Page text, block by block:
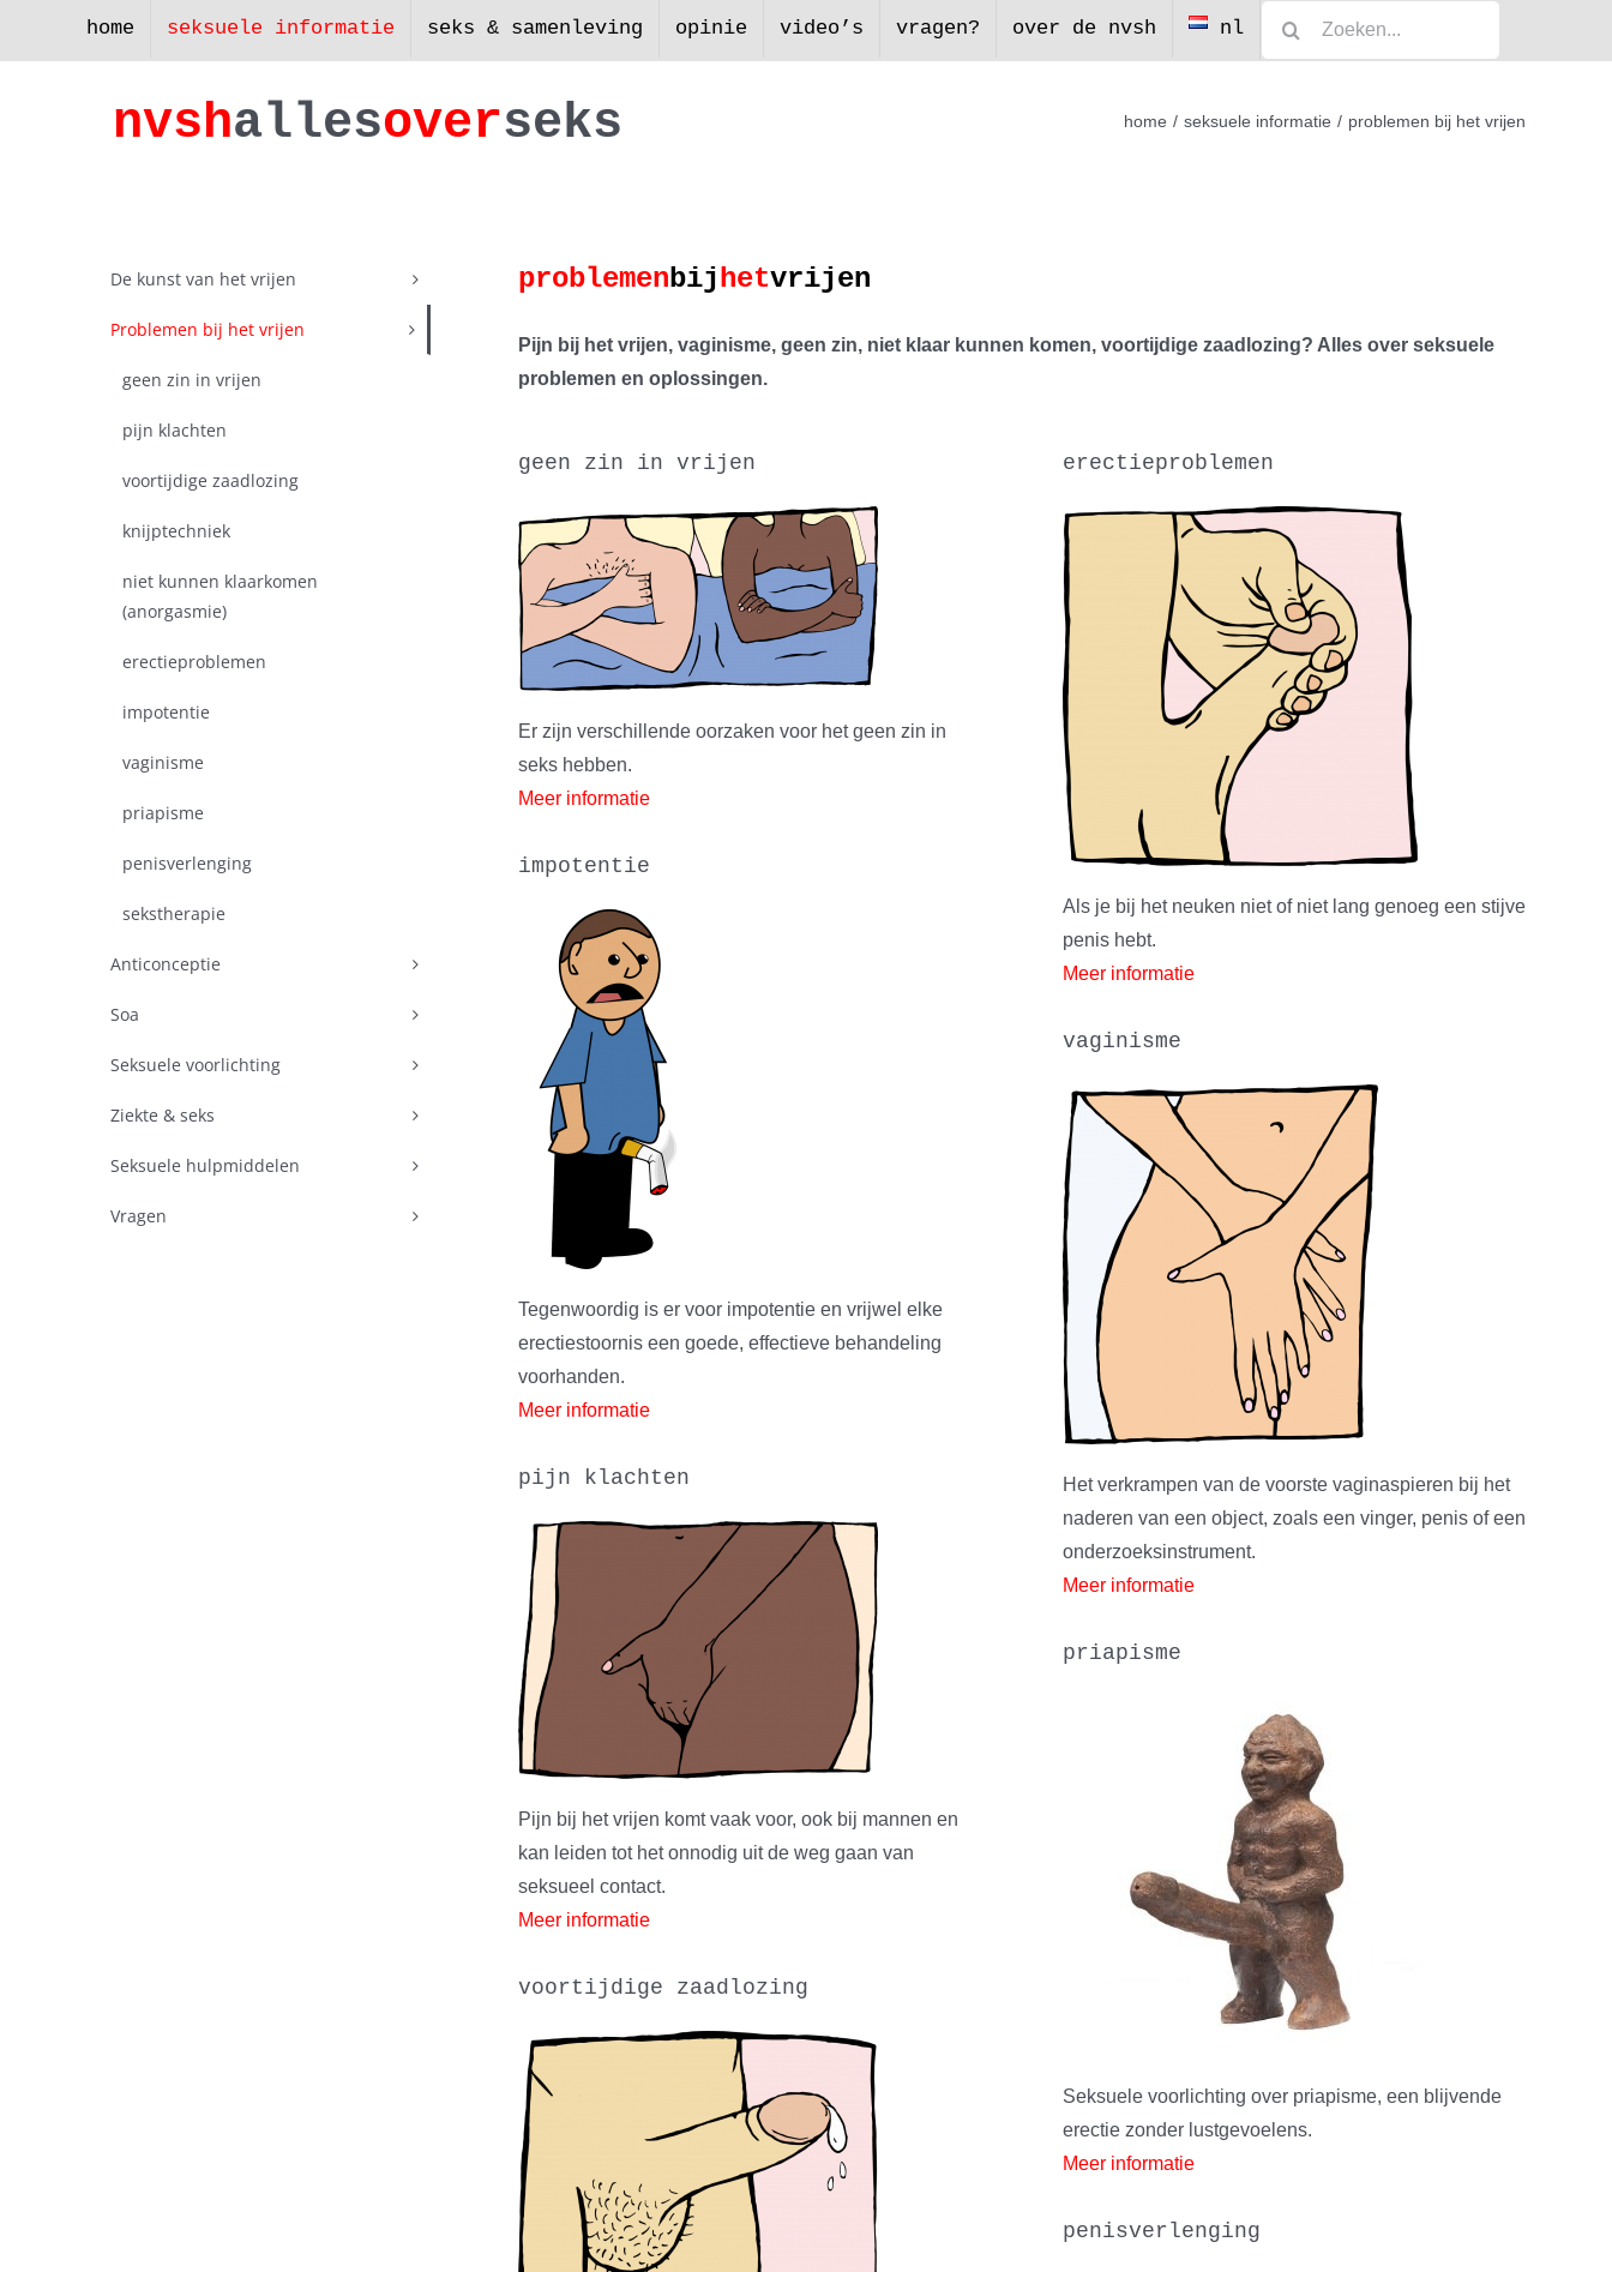
home seksuele informatie seks & samenleving opinie video’s vragen? over de nvsh nl
naar:
home seksuele informatie problemen bij het vrijen
nvshallesoverseks
problemenbijhetvrijen
Pijn bij het vrijen, vaginisme, geen zin, niet klaar kunnen komen, voortijdige zaadlozing? Alles over seksuele
problemen en oplossingen.
geen zin in vrijen
Er zijn verschillende oorzaken voor het geen zin in
seks hebben.
Meer informatie
impotentie
Tegenwoordig is er voor impotentie en vrijwel elke
erectiestoornis een goede, effectieve behandeling
voorhanden.
Meer informatie
pijn klachten
Pijn bij het vrijen komt vaak voor, ook bij mannen en
kan leiden tot het onnodig uit de weg gaan van
seksueel contact.
Meer informatie
voortijdige zaadlozing
erectieproblemen
Als je bij het neuken niet of niet lang genoeg een stijve
penis hebt.
Meer informatie
vaginisme
Het verkrampen van de voorste vaginaspieren bij het
naderen van een object, zoals een vinger, penis of een
onderzoeksinstrument.
Meer informatie
priapisme
Seksuele voorlichting over priapisme, een blijvende
erectie zonder lustgevoelens.
Meer informatie
penisverlenging
De kunst van het vrijen
Problemen bij het vrijen
geen zin in vrijen
pijn klachten
voortijdige zaadlozing
knijptechniek
niet kunnen klaarkomen
(anorgasmie)
erectieproblemen
impotentie
vaginisme
priapisme
penisverlenging
sekstherapie
Anticonceptie
Soa
Seksuele voorlichting
Ziekte & seks
Seksuele hulpmiddelen
Vragen